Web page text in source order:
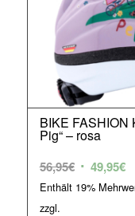
BIKE FASHION
Pig“ – rosa
56,95€
Preis
49,95€
Enthält 19%
zzgl.